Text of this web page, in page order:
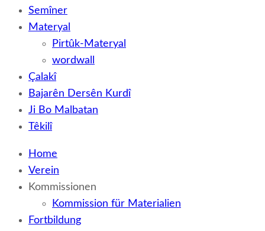
Semîner
Materyal
Pirtûk-Materyal
wordwall
Çalakî
Bajarên Dersên Kurdî
Ji Bo Malbatan
Têkilî
Home
Verein
Kommissionen
Kommission für Materialien
Fortbildung